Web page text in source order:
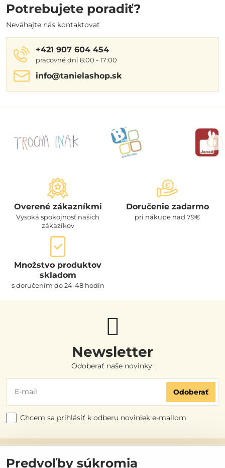
Potrebujete poradiť?
Neváhajte nás kontaktovať
+421 907 604 454
pracovné dni 8:00 - 17:00
info​@tanielashop​.sk
Overené zákazníkmi
Vysoká spokojnosť našich
zákazíkov
Doručenie zadarmo
pri nákupe nad 79€
Množstvo produktov
skladom
s doručením do 24-48 hodín
Newsletter
Odoberať naše novinky:
Odoberať
Chcem sa prihlásiť k odberu noviniek e-mailom
Užitočné odkazy
Predvoľby súkromia